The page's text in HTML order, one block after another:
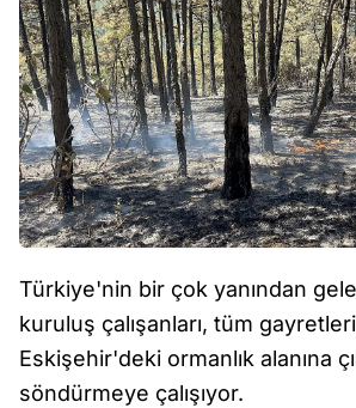
Türkiye'nin bir çok yanından
kuruluş çalışanları, tüm
Eskişehir'deki ormanlık alanına
söndürmeye çalışıyor.